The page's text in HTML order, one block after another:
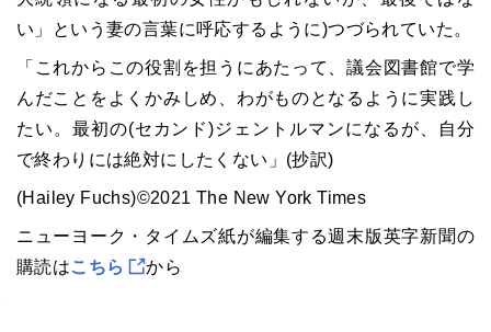
い」という妻の言葉に呼応するように)つづられていた。
「これからこの役割を担うにあたって、議会図書館で学
んだことをよくかみしめ、わがものとなるように実践し
たい。最初の(セカンド)ジェントルマンになるが、自分
で終わりには絶対にしたくない」(抄訳)
(Hailey Fuchs)©2021 The New York Times
ニューヨーク・タイムズ紙が編集する週末版英字新聞の
購読はこちら から